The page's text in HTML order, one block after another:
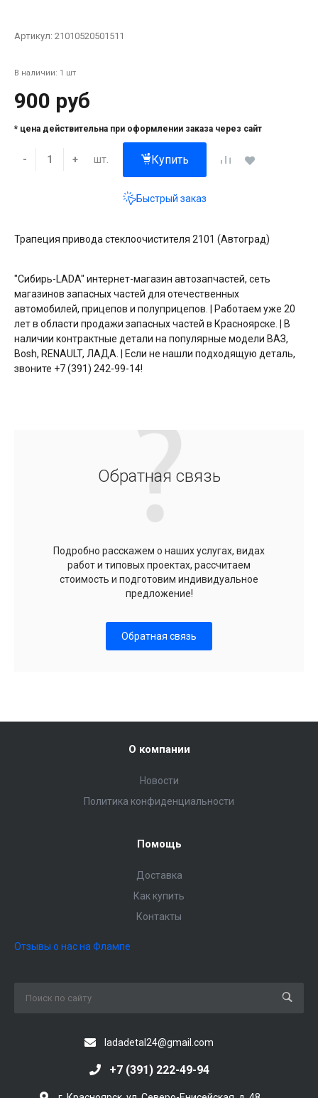
Артикул: 21010520501511
В наличии: 1 шт
900 руб
* цена действительна при оформлении заказа через сайт
- + шт. Купить
Быстрый заказ
Трапеция привода стеклоочистителя 2101 (Автоград)
"Сибирь-LADA" интернет-магазин автозапчастей, сеть
магазинов запасных частей для отечественных
автомобилей, прицепов и полуприцепов. | Работаем уже 20
лет в области продажи запасных частей в Красноярске. | В
наличии контрактные детали на популярные модели ВАЗ,
Bosh, RENAULT, ЛАДА. | Если не нашли подходящую деталь,
звоните +7 (391) 242-99-14!
Обратная связь
Подробно расскажем о наших услугах, видах
работ и типовых проектах, рассчитаем
стоимость и подготовим индивидуальное
предложение!
Обратная связь
О компании
Новости
Политика конфиденциальности
Помощь
Доставка
Как купить
Контакты
Отзывы о нас на Флампе
ladadetal24@gmail.com
+7 (391) 222-49-94